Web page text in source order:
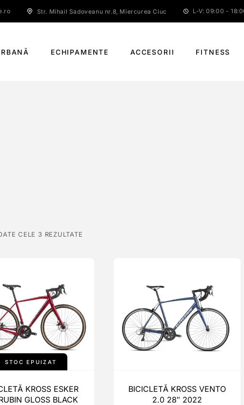
Str. Mihail Sadoveanu nr.8, Miercurea Ciuc L-V: 09:00 -
ECHIPAMENTE ACCESORII FITNESS
CELE 3 REZULTATE
STOC EPUIZAT
KROSS ESKER
GLOSS BLACK
BICICLETĂ KROSS VENTO
2.0 28″ 2022